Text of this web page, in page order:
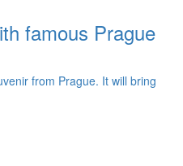
famous Prague
from Prague. It will bring